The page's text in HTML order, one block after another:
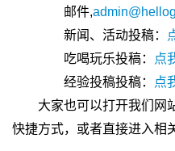
邮件,
新闻、活动投稿：
吃喝玩乐投稿：
点
经验投稿投稿：
点
大家也可以打开我们网站
快捷方式，或者直接进入相